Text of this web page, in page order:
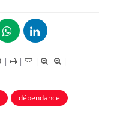
| | |
|
dépendance